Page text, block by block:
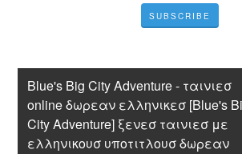
SUBSCRIBE
Blue's Big City Adventure - ταινιεσ
online δωρεαν ελληνικεσ [Blue's
City Adventure] ξενεσ ταινιεσ με
ελληνικουσ υποτιτλουσ δωρεαν